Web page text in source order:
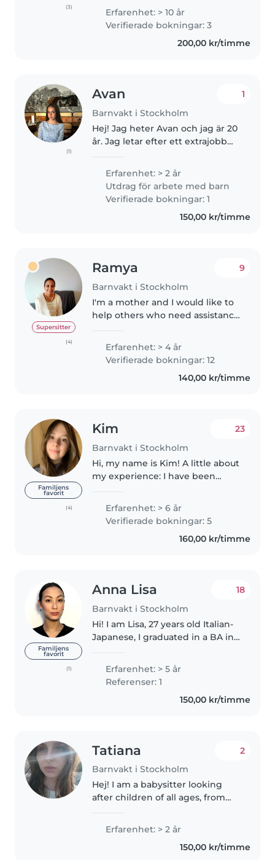
(3)
of all ages, from infants to
teenagers. I'm fluent in English,
Erfarenhet: > 10 år
Verifierade bokningar: 3
200,00 kr/timme
(1)
Avan
Barnvakt i Stockholm
1
Hej! Jag heter Avan och jag är 20
år. Jag letar efter ett extrajobb
pålitlig och engagerad person
som hjälper gärna till att ifrån
barnpassning till..
Erfarenhet: > 2 år
Utdrag för arbete med barn
Verifierade bokningar: 1
150,00 kr/timme
Supersitter
(4)
Ramya
Barnvakt i Stockholm
9
I'm a mother and I would like to
help others who need assistance
flexible. I take care of my cousins
during summer and also at
weekends. I will take..
Erfarenhet: > 4 år
Verifierade bokningar: 12
140,00 kr/timme
Familjens
favorit
(4)
Kim
Barnvakt i Stockholm
23
Hi, my name is Kim! A little about
my experience: I have been
I am experienced with kids
between 0 to 12 years old. I have
babysat for families of..
Erfarenhet: > 6 år
Verifierade bokningar: 5
160,00 kr/timme
Familjens
favorit
(1)
Anna Lisa
Barnvakt i Stockholm
18
Hi! I am Lisa, 27 years old Italian-
Japanese, I graduated in a BA in
Relations and Human Rights at
University of Padua, and an MA in
International..
Erfarenhet: > 5 år
Referenser: 1
150,00 kr/timme
Tatiana
Barnvakt i Stockholm
2
Hej! I am a babysitter looking
after children of all ages, from
Although I do not have a first aid
responsible, friendly and..
Erfarenhet: > 2 år
150,00 kr/timme